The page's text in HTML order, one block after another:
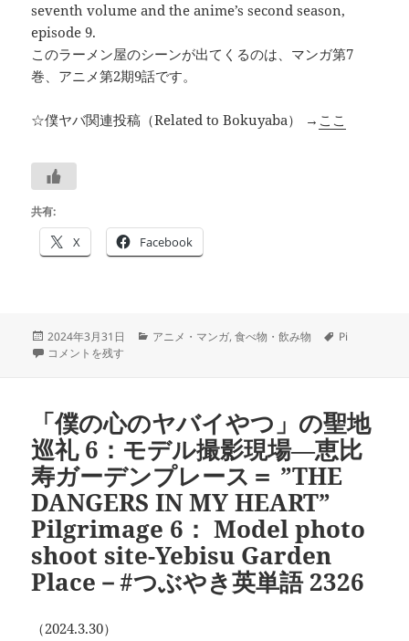
seventh volume and the anime’s second season,
episode 9.
このラーメン屋のシーンが出てくるのは、マンガ第7
巻、アニメ第2期9話です。
☆僕ヤバ関連投稿（Related to Bokuyaba） → ここ
共有:
X Facebook
投
稿
2024年3月31日
カ
アニメ・マンガ,食べ物・飲み物
タ
Pi
僕ヤバ聖地巡礼7：あのラーメン屋＝”THE DANGERS IN MY HEART”
コメントを残す
「僕の心のヤバイやつ」の聖地
巡礼 6：モデル撮影現場―恵比
寿ガーデンプレース＝ ”THE
DANGERS IN MY HEART”
Pilgrimage 6： Model photo
shoot site-Yebisu Garden
Place－#つぶやき英単語 2326
（2024.3.30）